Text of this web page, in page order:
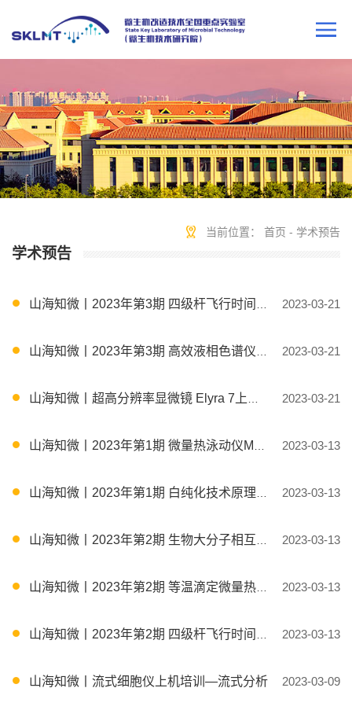
当前位置： 首页 - 学术预告
学术预告
2023-03-21
山海知微丨2023年第3期 四级杆飞行时间高分辨质谱数据分析培训-布鲁克DataAnalysis
2023-03-21
山海知微丨2023年第3期 高效液相色谱仪HPLC 日常操作培训
2023-03-21
山海知微丨超高分辨率显微镜 Elyra 7上机培训
2023-03-13
山海知微丨2023年第1期 微量热泳动仪MST分子互作技术 ——原理与实操培训
2023-03-13
山海知微丨2023年第1期 白纯化技术原理策略应用与离子交换层析上机培训
2023-03-13
山海知微丨2023年第2期 生物大分子相互作用系统 Biacore原理与实操培训
2023-03-13
山海知微丨2023年第2期 等温滴定微量热仪ITC日常操作培训
2023-03-13
山海知微丨2023年第2期 四级杆飞行时间高分辨质谱数据分析培训-布鲁克DataAnalysis
2023-03-09
山海知微丨流式细胞仪上机培训—流式分析